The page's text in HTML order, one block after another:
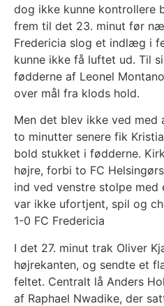
dog ikke kunne kontrollere
frem til det 23. minut før
Fredericia slog et indlæg i
kunne ikke få luftet ud. Til
fødderne af Leonel
over mål fra klods hold.
Men det blev ikke ved med
to minutter senere fik
bold stukket i fødderne.
højre, forbi to FC
ind ved venstre stolpe
var ikke ufortjent, spil og
1-0 FC Fredericia
I det 27. minut trak Oliver
højrekanten, og sendte et
feltet. Centralt lå Anders
af Raphael Nwadike, der